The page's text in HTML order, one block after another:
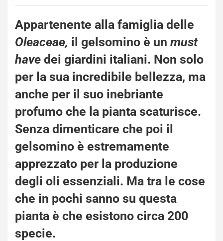
Appartenente alla famiglia delle
Oleaceae, il gelsomino è un must
have dei giardini italiani. Non solo
per la sua incredibile bellezza, ma
anche per il suo inebriante
profumo che la pianta scaturisce.
Senza dimenticare che poi il
gelsomino è estremamente
apprezzato per la produzione
degli oli essenziali. Ma tra le cose
che in pochi sanno su questa
pianta è che esistono circa 200
specie.